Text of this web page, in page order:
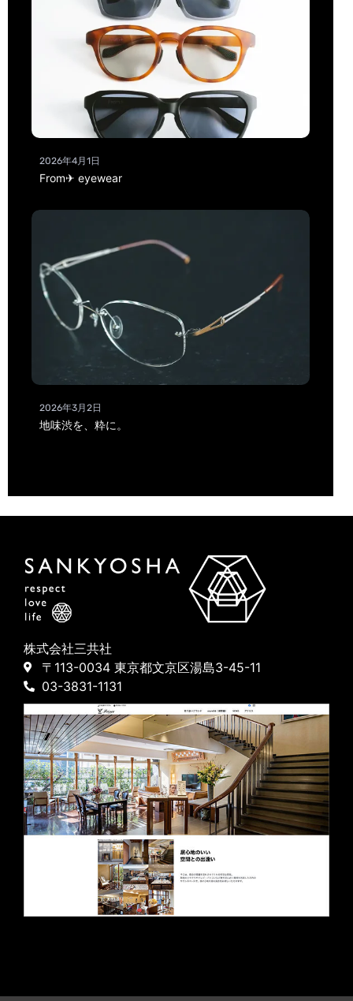
2026年4月1日
From✈ eyewear
2026年3月2日
地味渋を、粋に。
株式会社三共社
〒113-0034 東京都文京区湯島3-45-11
03-3831-1131